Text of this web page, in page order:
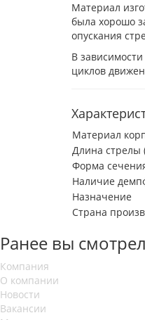
Материал
была хорошо
опускания
В
циклов
Материал
Длина стрелы
Форма
Наличие
Назначение
Страна
Ранее вы
Компания
О компании
Новости
Вакансии